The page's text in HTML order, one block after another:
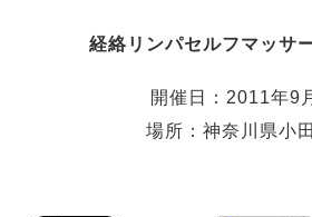
経絡リンパセルフマッサ
開催日：2011年9
場所：神奈川県小